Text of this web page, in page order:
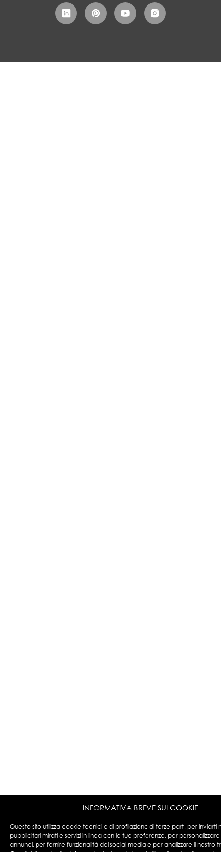
INFORMATIVA BREVE SUI COOKIE
Questo sito utilizza cookie tecnici e di profilazione di terze parti, per inviarti
pubblicitari mirati e servizi in linea con le tue preferenze, per
annunci, per fornire funzionalità dei social media e per analizzare il nostro